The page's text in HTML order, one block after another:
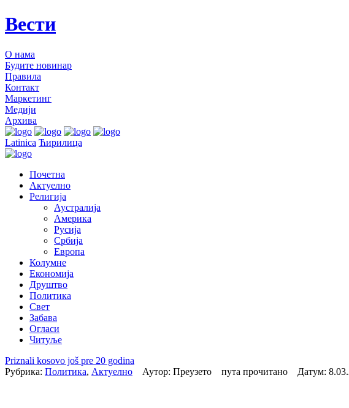
Вести
О нама
Будите новинар
Правила
Контакт
Маркетинг
Медији
Архива
Latinica Ћирилица
Почетна
Актуелно
Религија
Аустралија
Америка
Русија
Србија
Европа
Колумне
Економија
Друштво
Политика
Свет
Забава
Огласи
Читуље
Priznali kosovo još pre 20 godina
Рубрика: Политика, Актуелно Аутор: Преузето пута прочитано Датум: